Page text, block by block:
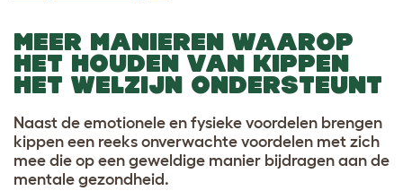
MEER MANIEREN WAAROP
HET HOUDEN VAN KIPPEN
HET WELZIJN ONDERSTEUNT
Naast de emotionele en fysieke voordelen brengen
kippen een reeks onverwachte voordelen met zich
mee die op een geweldige manier bijdragen aan de
mentale gezondheid.